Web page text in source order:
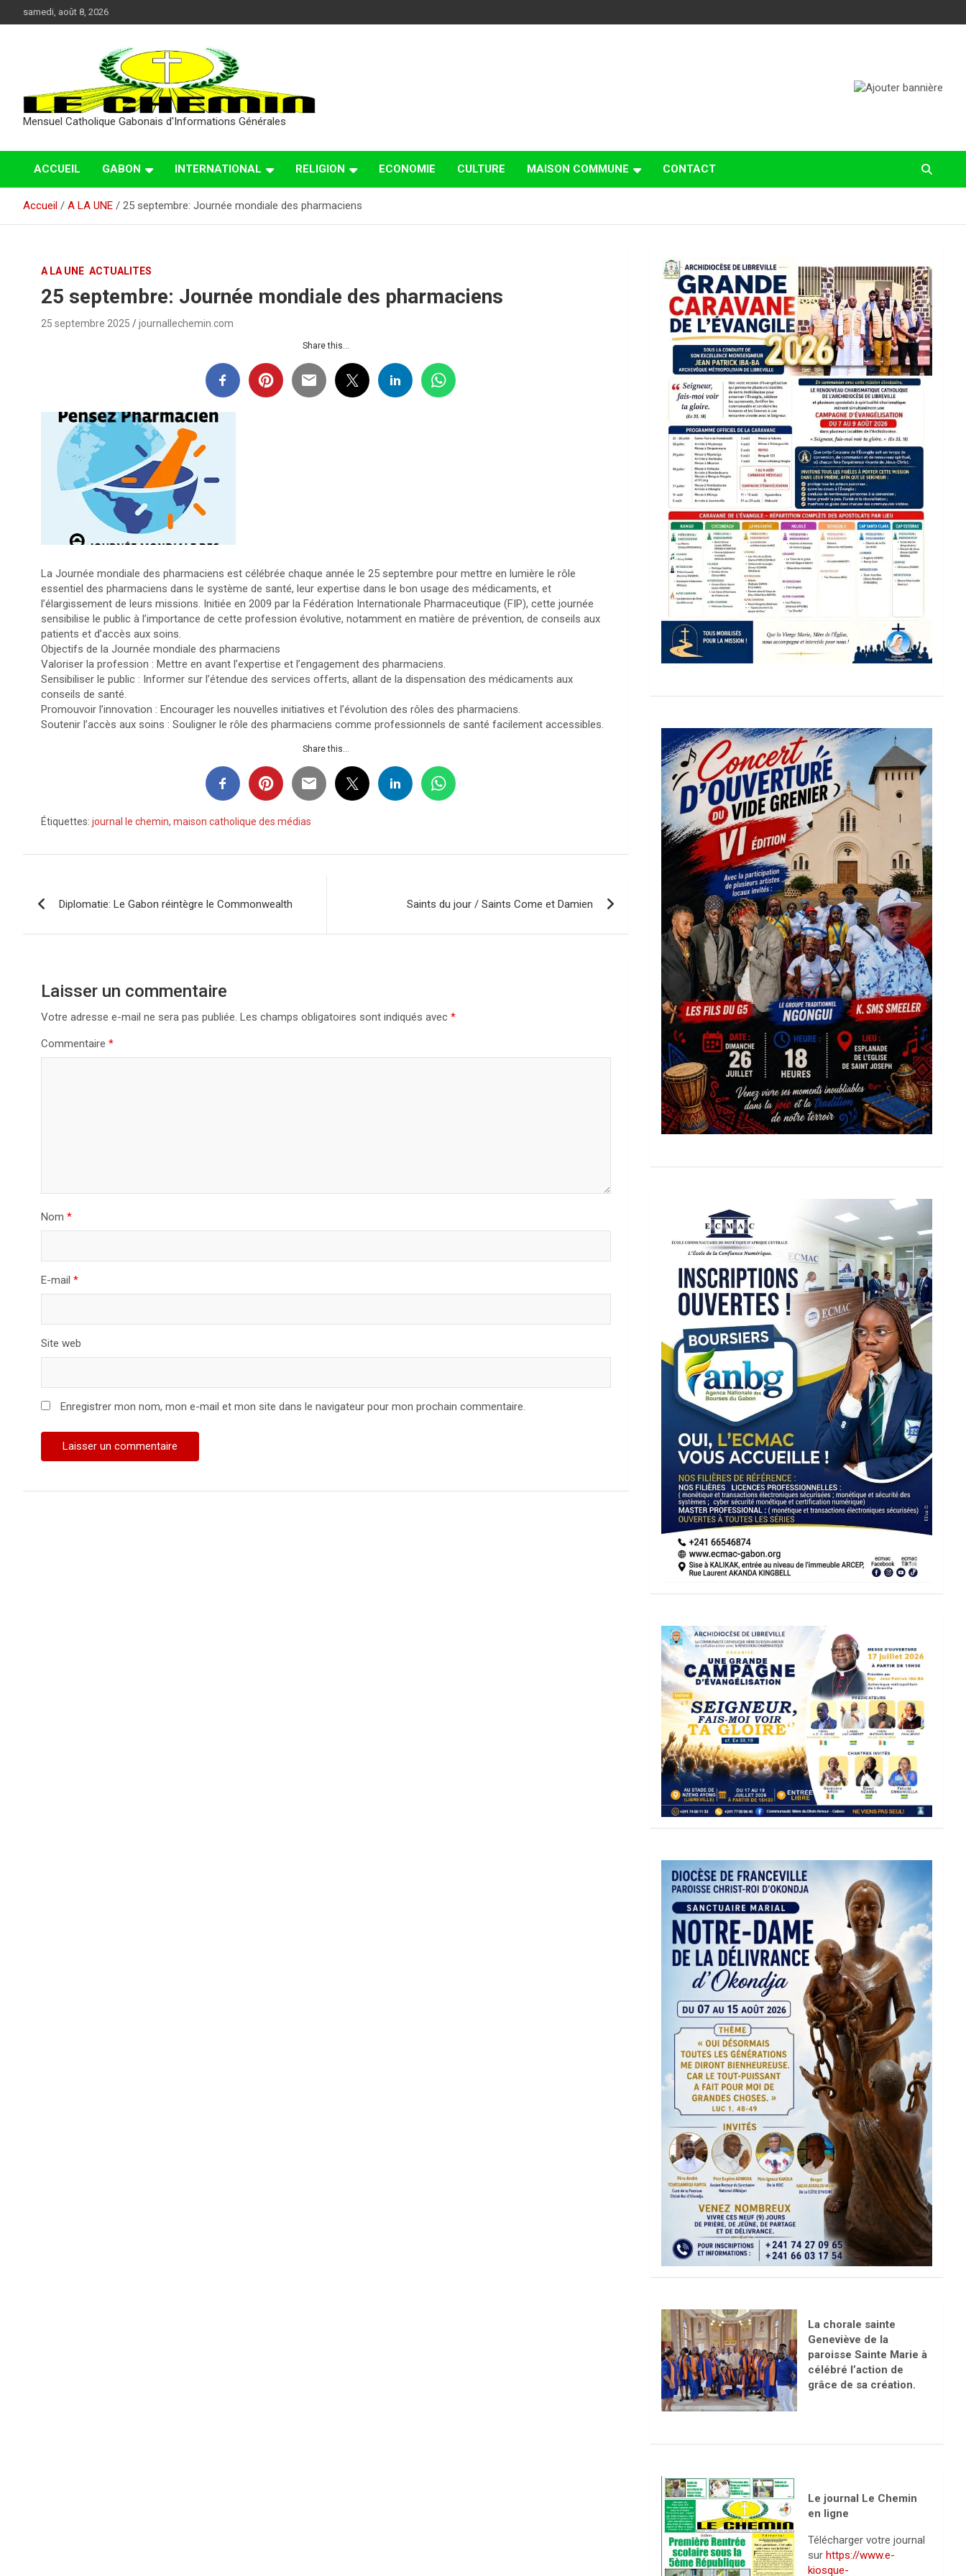
au
samedi, août 8, 2026
Mensuel Catholique Gabonais d'Informations Générales
ACCUEIL GABON INTERNATIONAL RELIGION ECONOMIE CULTURE MAISON COMMUNE CONTACT
Accueil A LA UNE 25 septembre: Journée mondiale des pharmaciens
A LA UNE ACTUALITES
25 septembre: Journée mondiale des pharmaciens
25 septembre 2025 journallechemin.com
Share this...
La Journée mondiale des pharmaciens est célébrée chaque année le 25 septembre pour mettre en lumière le rôle
essentiel des pharmaciens dans le système de santé, leur expertise dans le bon usage des médicaments, et
l’élargissement de leurs missions. Initiée en 2009 par la Fédération Internationale Pharmaceutique (FIP), cette journée
sensibilise le public à l’importance de cette profession évolutive, notamment en matière de prévention, de conseils aux
patients et d’accès aux soins.
Objectifs de la Journée mondiale des pharmaciens
Valoriser la profession : Mettre en avant l’expertise et l’engagement des pharmaciens.
Sensibiliser le public : Informer sur l’étendue des services offerts, allant de la dispensation des médicaments aux
conseils de santé.
Promouvoir l’innovation : Encourager les nouvelles initiatives et l’évolution des rôles des pharmaciens.
Soutenir l’accès aux soins : Souligner le rôle des pharmaciens comme professionnels de santé facilement accessibles.
Share this...
Étiquettes: journal le chemin, maison catholique des médias
de
Diplomatie: Le Gabon réintègre le Commonwealth Saints du jour / Saints Come et Damien
Laisser un commentaire
Votre adresse e-mail ne sera pas publiée. Les champs obligatoires sont indiqués avec *
Commentaire *
Nom *
E-mail *
Site web
Enregistrer mon nom, mon e-mail et mon site dans le navigateur pour mon prochain commentaire.
La chorale sainte
Geneviève de la
paroisse Sainte Marie à
célébré l’action de
grâce de sa création.
Le journal Le Chemin
en ligne
Télécharger votre journal
sur https://www.e-
kiosque-